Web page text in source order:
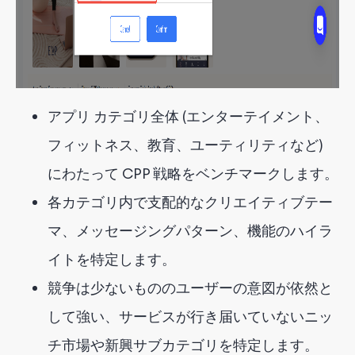
アプリ カテゴリ全体 (エンターテイメント、
フィットネス、教育、ユーティリティなど)
にわたって CPP 戦略をベンチマークします。
各カテゴリ内で支配的なクリエイティブテー
マ、メッセージングパターン、機能のハイラ
イトを特定します。
競争は少ないもののユーザーの意図が依然と
して強い、サービスが行き届いていないニッ
チ市場や新興サブカテゴリを特定します。